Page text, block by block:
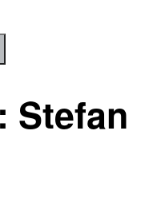
Stefan